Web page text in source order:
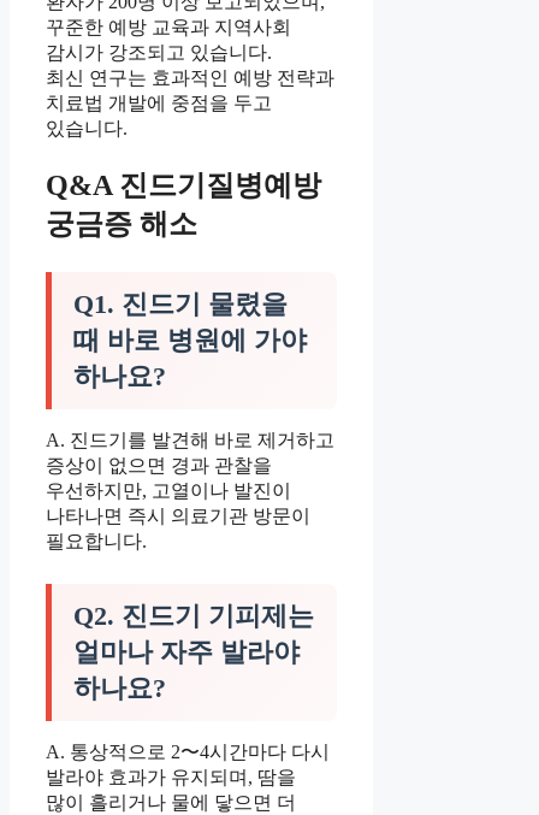
꾸준한 예방 교육과 지역사회
감시가 강조되고 있습니다.
최신 연구는 효과적인 예방 전략과
치료법 개발에 중점을 두고
있습니다.
Q&A 진드기질병예방
궁금증 해소
Q1. 진드기 물렸을
때 바로 병원에 가야
하나요?
A. 진드기를 발견해 바로 제거하고
증상이 없으면 경과 관찰을
우선하지만, 고열이나 발진이
나타나면 즉시 의료기관 방문이
필요합니다.
Q2. 진드기 기피제는
얼마나 자주 발라야
하나요?
A. 통상적으로 2〜4시간마다 다시
발라야 효과가 유지되며, 땀을
많이 흘리거나 물에 닿으면 더